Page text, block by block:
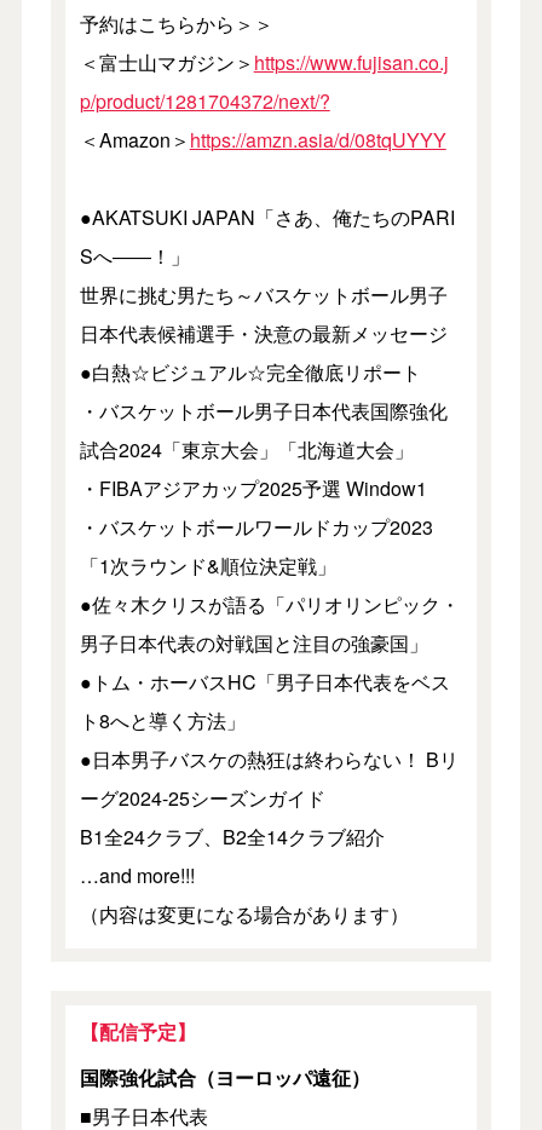
予約はこちらから＞＞
＜富士山マガジン＞ https://www.fujisan.co.j
p/product/1281704372/next/?
＜Amazon＞ https://amzn.asia/d/08tqUYYY
●AKATSUKI JAPAN「さあ、俺たちのPARI
Sへ――！」
世界に挑む男たち～バスケットボール男子
日本代表候補選手・決意の最新メッセージ
●白熱☆ビジュアル☆完全徹底リポート
・バスケットボール男子日本代表国際強化
試合2024「東京大会」「北海道大会」
・FIBAアジアカップ2025予選 Window1
・バスケットボールワールドカップ2023
「1次ラウンド&順位決定戦」
●佐々木クリスが語る「パリオリンピック・
男子日本代表の対戦国と注目の強豪国」
●トム・ホーバスHC「男子日本代表をベス
ト8へと導く方法」
●日本男子バスケの熱狂は終わらない！ Bリ
ーグ2024-25シーズンガイド
B1全24クラブ、B2全14クラブ紹介
…and more!!!
（内容は変更になる場合があります）
【配信予定】
国際強化試合（ヨーロッパ遠征）
■男子日本代表